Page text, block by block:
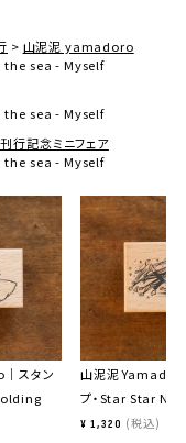
山泥泥 yamadoro
the sea - Myself
the sea - Myself
行記念ミニフェア
the sea - Myself
スタン
山泥泥
プ・Star Star
¥ 1,320 税込